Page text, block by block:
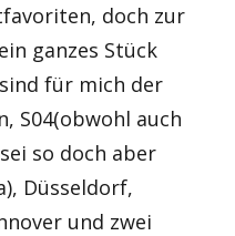
doch zur
ganzes Stück
für mich der
S04(obwohl auch
so doch aber
Düsseldorf,
und zwei